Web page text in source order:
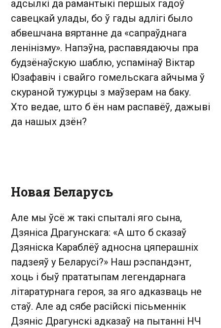
адсылкі да рамантыкі першых гадоў
савецкай улады, бо ў гады адлігі было
абвешчана вяртанне да «сапраўднага
ленінізму». Напэўна, распавядаючы пра
будзёнаўскую шаблю, успамінаў Віктар
Юзафавіч і свайго гомельскага айчыма ў
скураной тужурцы з маўзерам на баку.
Хто ведае, што б ён нам распавёў, дажыві
да нашых дзён?
Новая Беларусь
Але мы ўсё ж такі спыталі яго сына,
Дзяніса Драгунскага: «А што б сказаў
Дзяніска Караблёў адносна цяперашніх
падзеяў у Беларусі?» Наш рэспандэнт,
хоць і быў прататыпам легендарнага
літаратурнага героя, за яго адказваць не
стаў. Але ад сябе расійскі пісьменнік
Дзяніс Драгунскі адказаў на пытанні НЧ